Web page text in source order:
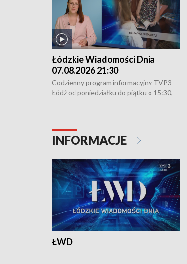
Łódzkie Wiadomości Dnia
07.08.2026 21:30
Codzienny program informacyjny TVP3
Łódź od poniedziałku do piątku o 15:30,
INFORMACJE
ŁWD